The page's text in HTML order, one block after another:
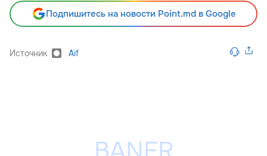
Подпишитесь на новости Point.md в Google
Источник Aif